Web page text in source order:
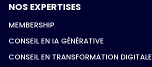
NOS EXPERTISES
MEMBERSHIP
CONSEIL EN IA GÉNÉRATIVE
CONSEIL EN TRANSFORMATION DIGITALE